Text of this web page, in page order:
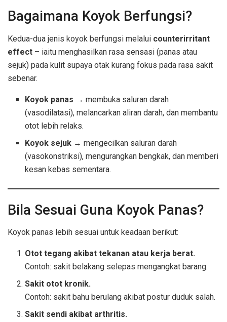
Bagaimana Koyok Berfungsi?
Kedua-dua jenis koyok berfungsi melalui counterirritant
effect – iaitu menghasilkan rasa sensasi (panas atau
sejuk) pada kulit supaya otak kurang fokus pada rasa sakit
sebenar.
Koyok panas → membuka saluran darah
(vasodilatasi), melancarkan aliran darah, dan membantu
otot lebih relaks.
Koyok sejuk → mengecilkan saluran darah
(vasokonstriksi), mengurangkan bengkak, dan memberi
kesan kebas sementara.
Bila Sesuai Guna Koyok Panas?
Koyok panas lebih sesuai untuk keadaan berikut:
Otot tegang akibat tekanan atau kerja berat.
Contoh: sakit belakang selepas mengangkat barang.
Sakit otot kronik.
Contoh: sakit bahu berulang akibat postur duduk salah.
Sakit sendi akibat arthritis.